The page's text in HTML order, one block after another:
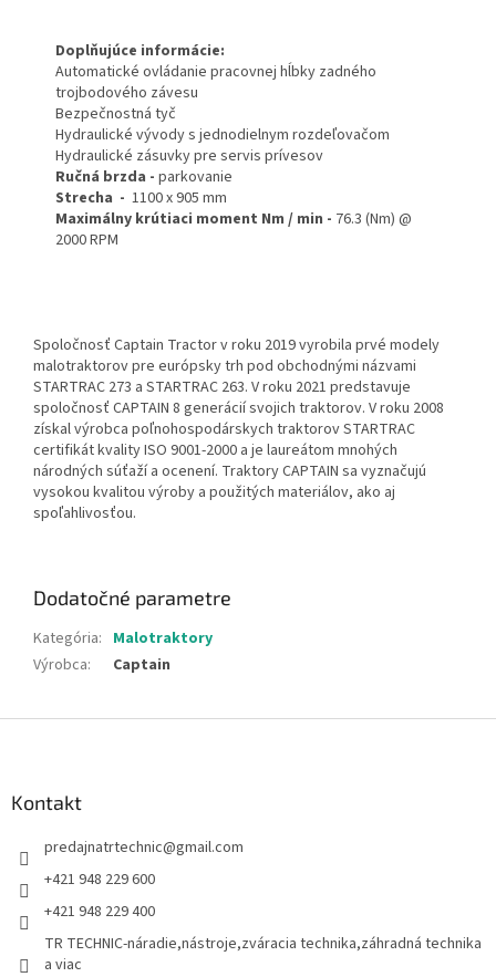
Doplňujúce informácie:
Automatické ovládanie pracovnej hĺbky zadného
trojbodového závesu
Bezpečnostná tyč
Hydraulické vývody s jednodielnym rozdeľovačom
Hydraulické zásuvky pre servis prívesov
Ručná brzda - parkovanie
Strecha - 1100 x 905 mm
Maximálny krútiaci moment Nm / min - 76.3 (Nm) @
2000 RPM
Spoločnosť Captain Tractor v roku 2019 vyrobila prvé modely
malotraktorov pre európsky trh pod obchodnými názvami
STARTRAC 273 a STARTRAC 263. V roku 2021 predstavuje
spoločnosť CAPTAIN 8 generácií svojich traktorov. V roku 2008
získal výrobca poľnohospodárskych traktorov STARTRAC
certifikát kvality ISO 9001-2000 a je laureátom mnohých
národných súťaží a ocenení. Traktory CAPTAIN sa vyznačujú
vysokou kvalitou výroby a použitých materiálov, ako aj
spoľahlivosťou.
Dodatočné parametre
Kategória: Malotraktory
Výrobca: Captain
Kontakt
predajnatrtechnic@gmail.com
+421 948 229 600
+421 948 229 400
TR TECHNIC-náradie,nástroje,zváracia technika,záhradná technika
a viac